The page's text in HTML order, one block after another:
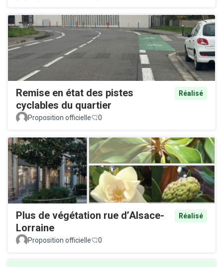
Remise en état des pistes
cyclables du quartier
Réalisé
Proposition officielle 0
Plus de végétation rue d’Alsace-
Lorraine
Réalisé
Proposition officielle 0